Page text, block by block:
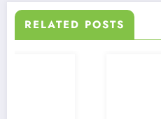
RELATED POSTS